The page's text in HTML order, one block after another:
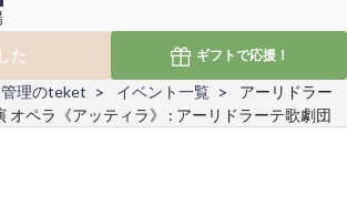
た
ギフトで応援！
理のteket イベント一覧
アーリドラー
オペラ《アッティラ》 : アーリドラーテ歌劇団